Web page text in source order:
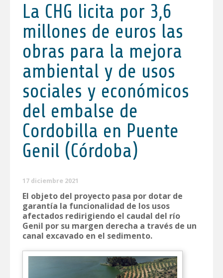
La CHG licita por 3,6
millones de euros las
obras para la mejora
ambiental y de usos
sociales y económicos
del embalse de
Cordobilla en Puente
Genil (Córdoba)
17 diciembre 2021
El objeto del proyecto pasa por dotar de
garantía la funcionalidad de los usos
afectados redirigiendo el caudal del río
Genil por su margen derecha a través de un
canal excavado en el sedimento.